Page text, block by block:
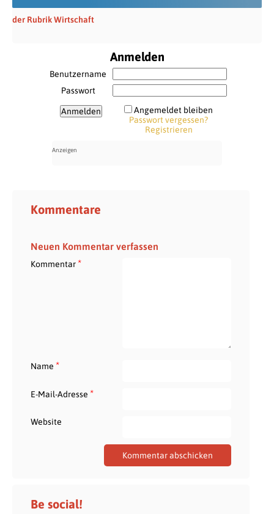
der Rubrik Wirtschaft
Anmelden
Benutzername
Passwort
Angemeldet bleiben
Passwort vergessen?
Registrieren
Kommentare
Neuen Kommentar verfassen
Kommentar*
Name *
E-Mail-Adresse *
Website
Be social!